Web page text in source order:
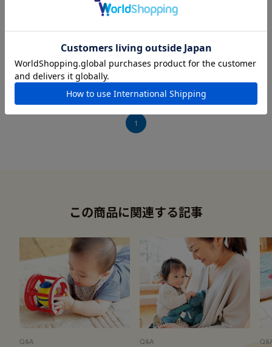
娘が赤ちゃんの頃にプレゼントしたのですが、あまりくいつ
様です。軽くて丸いデザインで安心してあそべます。
今ははいはいしながら動かして楽しんでいます。
1
この商品に関連する記事
Q&A Q&A